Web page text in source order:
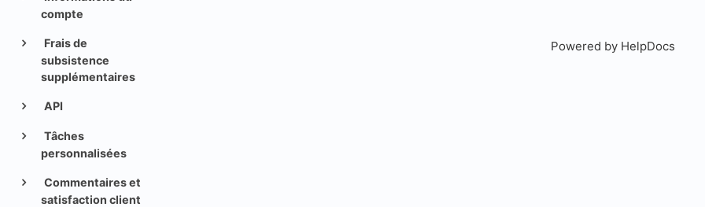
compte
Frais de
subsistence
supplémentaires
API
Tâches
personnalisées
Commentaires et
satisfaction client
Powered by HelpDocs